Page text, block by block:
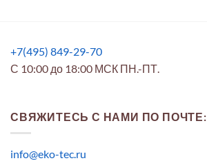
+7(495) 849-29-70
С 10:00 до 18:00 МСК ПН.-ПТ.
СВЯЖИТЕСЬ С НАМИ ПО ПОЧТЕ:
info@eko-tec.ru